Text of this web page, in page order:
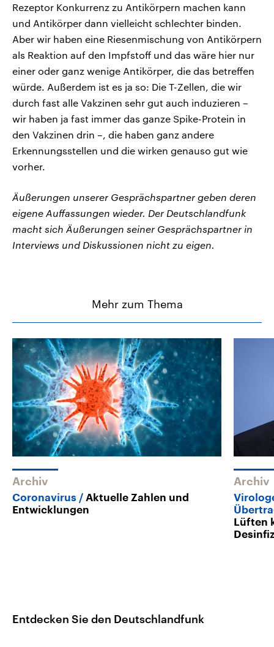
Rezeptor Konkurrenz zu Antikörpern machen kann
und Antikörper dann vielleicht schlechter binden.
Aber wir haben eine Riesenmischung von Antikörpern
als Reaktion auf den Impfstoff und das wäre hier nur
einer oder ganz wenige Antikörper, die das betreffen
würde. Außerdem ist es ja so: Die T-Zellen, die wir
durch fast alle Vakzinen sehr gut auch induzieren –
wir haben ja fast immer das ganze Spike-Protein in
den Vakzinen drin –, die haben ganz andere
Erkennungsstellen und die wirken genauso gut wie
vorher.
Äußerungen unserer Gesprächspartner geben deren
eigene Auffassungen wieder. Der Deutschlandfunk
macht sich Äußerungen seiner Gesprächspartner in
Interviews und Diskussionen nicht zu eigen.
Mehr zum Thema
Archiv
Coronavirus
Aktuelle Zahlen und
Entwicklungen
Archiv
Lüften
Entdecken Sie den Deutschlandfunk